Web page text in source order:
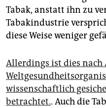
Tabak, anstatt ihn zu
Tabakindustrie
diese Weise weniger
Allerdings ist dies nach
wissenschaftlich
betrachtet.. Auch die